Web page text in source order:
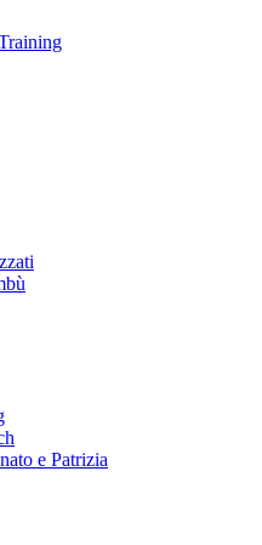
e Patrizia